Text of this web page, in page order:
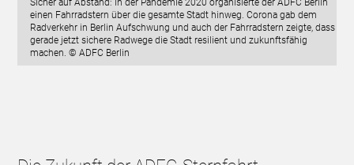
Sicher auf Abstand: In der Pandemie 2020 organisierte der ADFC Berlin
einen Fahrradstern über die gesamte Stadt hinweg. Corona gab dem
Radverkehr in Berlin Aufschwung und auch der Fahrradstern zeigte, dass
gerade jetzt sichere Radwege die Stadt resilient und zukunftsfähig
machen. © ADFC Berlin